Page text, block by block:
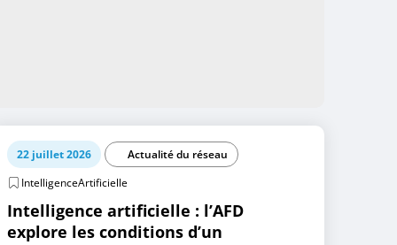
22 juillet 2026
Actualité du réseau
IntelligenceArtificielle
Intelligence artificielle : l’AFD
explore les conditions d’un